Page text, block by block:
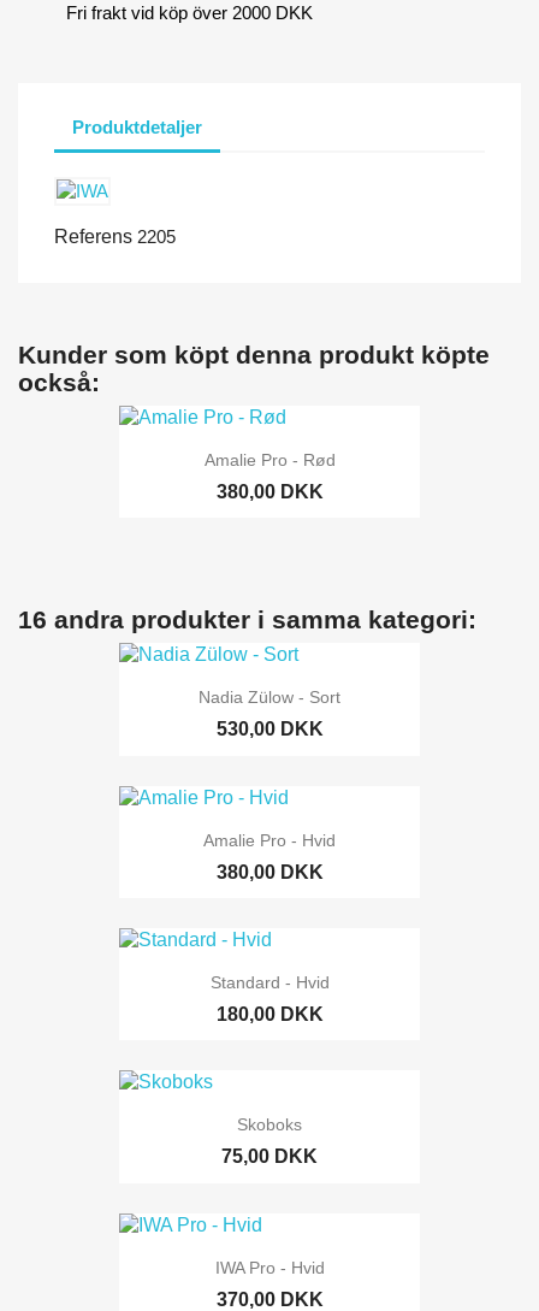
Fri frakt vid köp över 2000 DKK
Produktdetaljer
Referens 2205
Kunder som köpt denna produkt köpte
också:
Amalie Pro - Rød
380,00 DKK
16 andra produkter i samma kategori:
Nadia Zülow - Sort
530,00 DKK
Amalie Pro - Hvid
380,00 DKK
Standard - Hvid
180,00 DKK
Skoboks
75,00 DKK
IWA Pro - Hvid
370,00 DKK